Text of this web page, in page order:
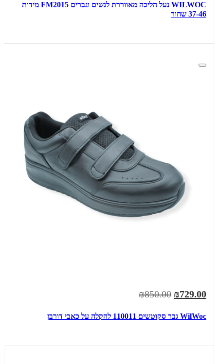
WILWOC נעל הליכה מאווררת לנשים וגברים FM2015 מידות
37-46 שחור
₪729.00
₪850.00
WilWoc גבר סקוטשים 110011 להקלה על כאבי דורבן